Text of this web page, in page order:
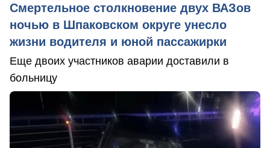
Смертельное столкновение двух ВАЗов
ночью в Шпаковском округе унесло
жизни водителя и юной пассажирки
Еще двоих участников аварии доставили в
больницу